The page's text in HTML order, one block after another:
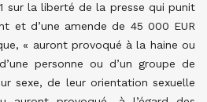
sur la liberté de la presse qui punit
et d’une amende de 45 000 EUR
« auront provoqué à la haine ou
personne ou d’un groupe de
sexe, de leur orientation sexuelle